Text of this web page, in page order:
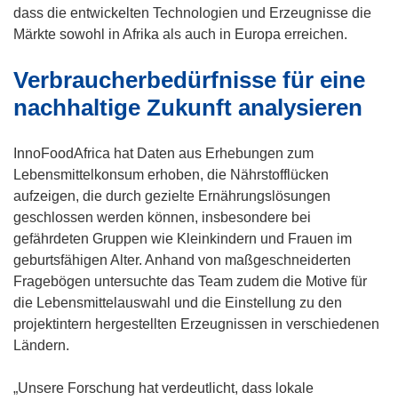
n
e
F
dass die entwickelten Technologien und Erzeugnisse die
Märkte sowohl in Afrika als auch in Europa erreichen.
Verbraucherbedürfnisse für eine
nachhaltige Zukunft analysieren
InnoFoodAfrica hat Daten aus Erhebungen zum
Lebensmittelkonsum erhoben, die Nährstofflücken
aufzeigen, die durch gezielte Ernährungslösungen
geschlossen werden können, insbesondere bei
gefährdeten Gruppen wie Kleinkindern und Frauen im
geburtsfähigen Alter. Anhand von maßgeschneiderten
Fragebögen untersuchte das Team zudem die Motive für
die Lebensmittelauswahl und die Einstellung zu den
projektintern hergestellten Erzeugnissen in verschiedenen
Ländern.
„Unsere Forschung hat verdeutlicht, dass lokale